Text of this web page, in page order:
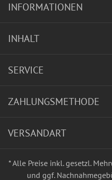
INFORMATIONEN
INHALT
SERVICE
ZAHLUNGSMETHODE
VERSANDART
* Alle Preise inkl. gesetzl.
und ggf.